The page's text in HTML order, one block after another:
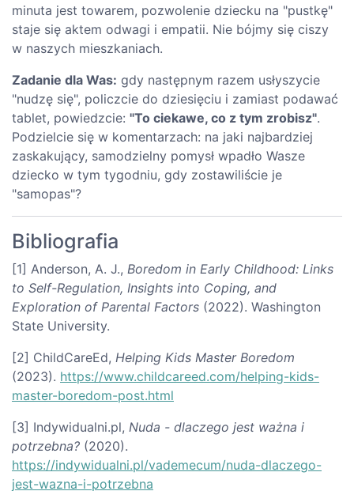
minuta jest towarem, pozwolenie dziecku na "pustkę"
staje się aktem odwagi i empatii. Nie bójmy się ciszy
w naszych mieszkaniach.
Zadanie dla Was: gdy następnym razem usłyszycie
"nudzę się", policzcie do dziesięciu i zamiast podawać
tablet, powiedzcie: "To ciekawe, co z tym zrobisz".
Podzielcie się w komentarzach: na jaki najbardziej
zaskakujący, samodzielny pomysł wpadło Wasze
dziecko w tym tygodniu, gdy zostawiliście je
"samopas"?
Bibliografia
[1] Anderson, A. J., Boredom in Early Childhood: Links
to Self-Regulation, Insights into Coping, and
Exploration of Parental Factors (2022). Washington
State University.
[2] ChildCareEd, Helping Kids Master Boredom
(2023). https://www.childcareed.com/helping-kids-
master-boredom-post.html
[3] Indywidualni.pl, Nuda - dlaczego jest ważna i
potrzebna? (2020).
https://indywidualni.pl/vademecum/nuda-dlaczego-
jest-wazna-i-potrzebna